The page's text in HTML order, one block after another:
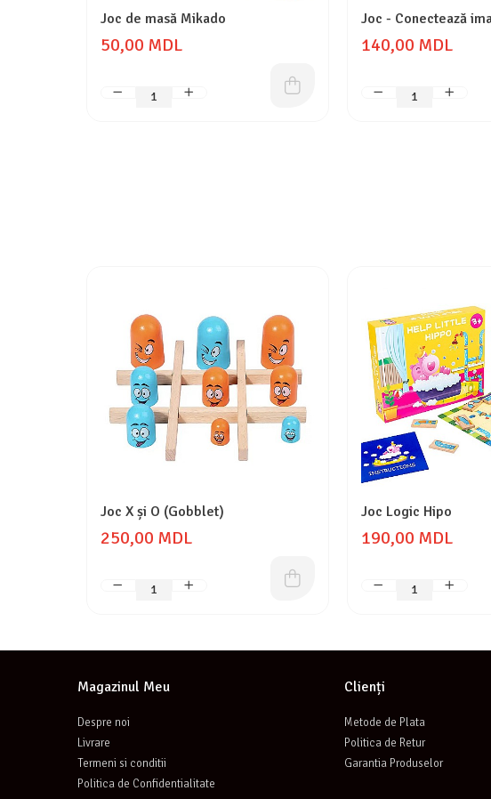
Joc de masă Mikado
50,00 MDL
Joc - Conectează
140,00 MDL
Joc X și O (Gobblet)
250,00 MDL
Joc Logic Hipo
190,00 MDL
Magazinul Meu
Despre noi
Livrare
Termeni si conditii
Politica de Confidentialitate
Clienți
Metode de Plata
Politica de Retur
Garantia Produselor